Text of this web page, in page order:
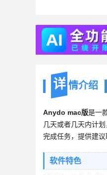
详 情介绍
Anydo mac版是一
几天或者几天内计
完成任务，提供建
软件特色